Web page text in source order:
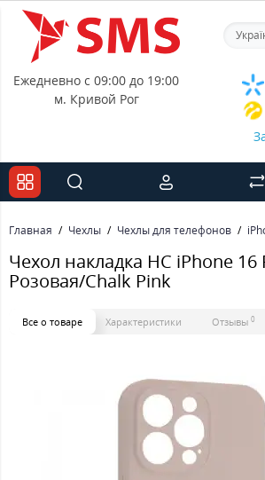
Ежедневно с 09:00 до 19:00
м. Кривой Рог
Главная Чехлы Чехлы для телефонов
Чехол накладка HC iPhone 16
Розовая/Chalk Pink
Все о товаре Характеристики Отзывы 0